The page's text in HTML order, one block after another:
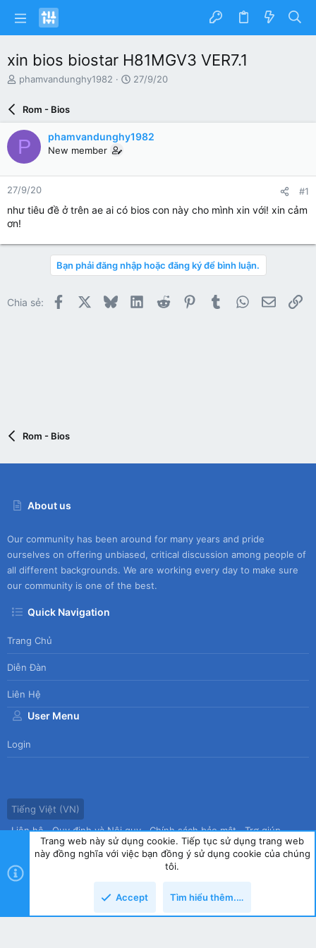
xin bios biostar H81MGV3 VER7.1
N
ư
ờ
i
k
h
ở
i
t
o
phamvandunghy1982
N
ử
27/9/20
Rom - Bios
P phamvandunghy1982
New member
27/9/20 #1
như tiêu đề ở trên ae ai có bios con này cho mình xin với! xin cảm
ơn!
Bạn phải đăng nhập hoặc đăng ký để bình luận.
Chia sẻ: Facebook BlueskyLinkedInReddit PinterestTumblrWhatsApp
Email
Rom - Bios
About us
Our community has been around for many years and pride
ourselves on offering unbiased, critical discussion among people of
all different backgrounds. We are working every day to make sure
our community is one of the best.
Quick Navigation
Trang Chủ
Diễn Đàn
Liên Hệ
User Menu
Login
Tiếng Việt (VN)
Liên hệ
Quy định và Nội quy Chính sách bảo mật
Trợ giúp
Trang chủ
R
copyright by Tin học Thế hệ mới
Trang web này sử dụng cookie. Tiếp tục sử dụng trang web
này đồng nghĩa với việc bạn đồng ý sử dụng cookie của chúng
tôi.
Accept Tìm hiểu thêm.…